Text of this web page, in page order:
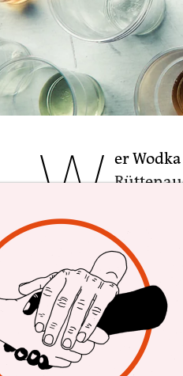
W er
kennen.
Griechen angeht,
Nationalgehampel
nimmt.
Ich komme ja, wie
Polen. Wobei in
mit -owski hinten